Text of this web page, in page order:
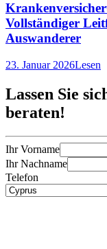
Vollständiger
Auswanderer
23. Januar 2026Lesen
Lassen Sie
beraten!
Ihr Vorname
Ihr Nachname
Telefon